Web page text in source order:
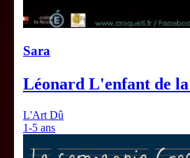
Sara
Léonard L'enfant de
L'Art Dû
1-5 ans